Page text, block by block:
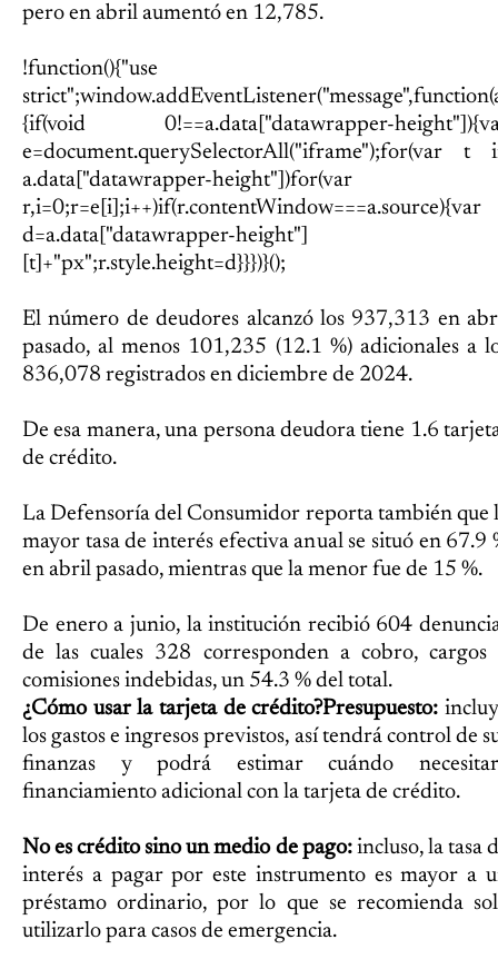
pero en abril aumentó en 12,785.
!function(){"use
{if(void 0!==a.data["datawrapper-
e=document.querySelectorAll("iframe");for(var t
a.data["datawrapper-height"])for(var
r,i=0;r=e[i];i++)if(r.contentWindow===a.source){var
d=a.data["datawrapper-height"]
[t]+"px";r.style.height=d}}})}();
El número de deudores alcanzó los 937,313 en
pasado, al menos 101,235 (12.1 %) adicionales a
836,078 registrados en diciembre de 2024.
De esa manera, una persona deudora tiene 1.6
de crédito.
La Defensoría del Consumidor reporta también que
mayor tasa de interés efectiva anual se situó en 67.9
en abril pasado, mientras que la menor fue de 15 %.
De enero a junio, la institución recibió 604
de las cuales 328 corresponden a cobro, cargos
comisiones indebidas, un 54.3 % del total.
¿Cómo usar la tarjeta de crédito?Presupuesto:
los gastos e ingresos previstos, así tendrá control de
finanzas y podrá estimar cuándo
financiamiento adicional con la tarjeta de crédito.
No es crédito sino un medio de pago: incluso, la tasa
interés a pagar por este instrumento es mayor a
préstamo ordinario, por lo que se recomienda
utilizarlo para casos de emergencia.